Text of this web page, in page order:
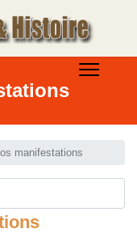
manifestations